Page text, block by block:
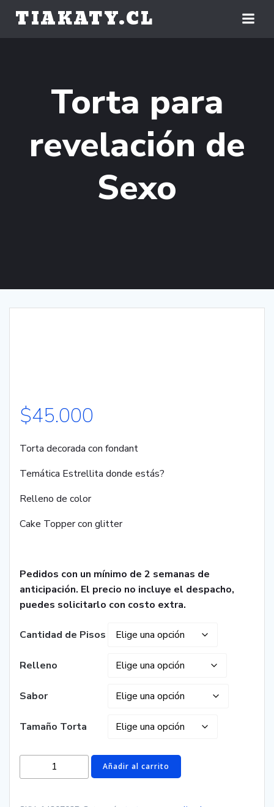
TIAKATY.CL
Torta para
revelación de
Sexo
$45.000
Torta decorada con fondant
Temática Estrellita donde estás?
Relleno de color
Cake Topper con glitter
Pedidos con un mínimo de 2 semanas de
anticipación. El precio no incluye el despacho,
puedes solicitarlo con costo extra.
Cantidad de Pisos
Relleno
Sabor
Tamaño Torta
para
Añadir al carrito